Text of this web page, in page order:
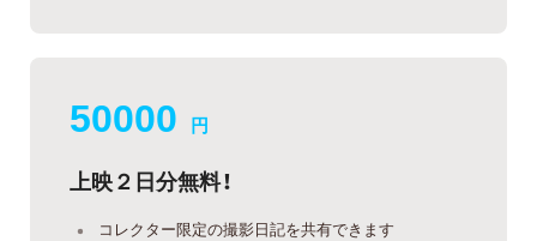
50000 円
上映２日分無料！
コレクター限定の撮影日記を共有できます